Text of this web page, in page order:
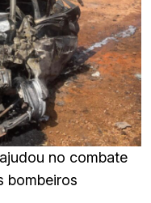
no combate
bombeiros